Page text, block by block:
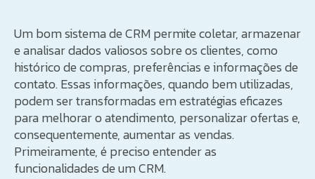
Um bom sistema de CRM permite coletar, armazenar
e analisar dados valiosos sobre os clientes, como
histórico de compras, preferências e informações de
contato. Essas informações, quando bem utilizadas,
podem ser transformadas em estratégias eficazes
para melhorar o atendimento, personalizar ofertas e,
consequentemente, aumentar as vendas.
Primeiramente, é preciso entender as
funcionalidades de um CRM.